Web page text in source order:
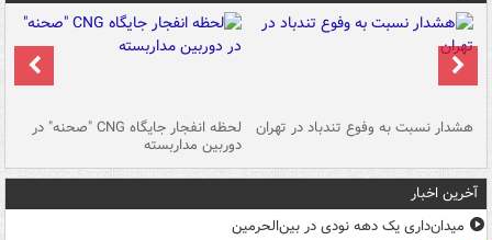
هشدار نسبت به وفوع تندباد در تهران لحظه انفجار جایگاه CNG "صحنه" در
دوربین مداربسته
آخرین اخبار
میدان‌داری یک دهه نودی در بین‌الحرمین